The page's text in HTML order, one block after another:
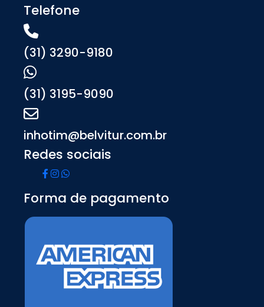
Telefone
(31) 3290-9180
(31) 3195-9090
inhotim@belvitur.com.br
Redes sociais
Forma de pagamento